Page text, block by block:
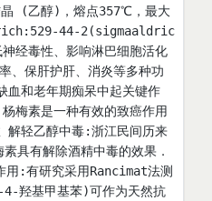
晶 (乙醇)，熔点357℃，最大
44-2(sigmaaldric
经毒性、影响淋巴细胞活化
、保肝护肝、消炎等多种功
血和老年期痴呆中起关键作
梅素是一种有效的致癌作用
解轻乙醇中毒:浙江民间历来
具有解除酒精中毒的效果．
用:有研究采用Rancimat法测
羟基甲基苯)可作为天然抗